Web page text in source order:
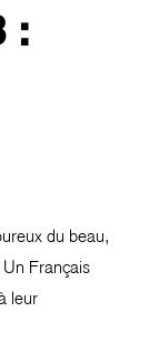
:
du beau,
Français
leur